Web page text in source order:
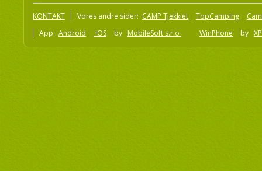
KONTAKT Vores andre sider: CAMP Tjekkiet TopCamping
App: Android iOS by MobileSoft s.r.o WinPhone by